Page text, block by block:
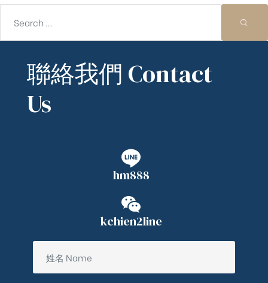
聯絡我們 Contact
Us
hm888
kchien2line